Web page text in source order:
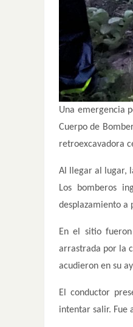
Una emergencia
Cuerpo de
retroexcavadora
Al llegar al lugar,
Los bomberos
desplazamiento a
En el sitio
arrastrada por la
acudieron en su
El conductor
intentar salir. Fue